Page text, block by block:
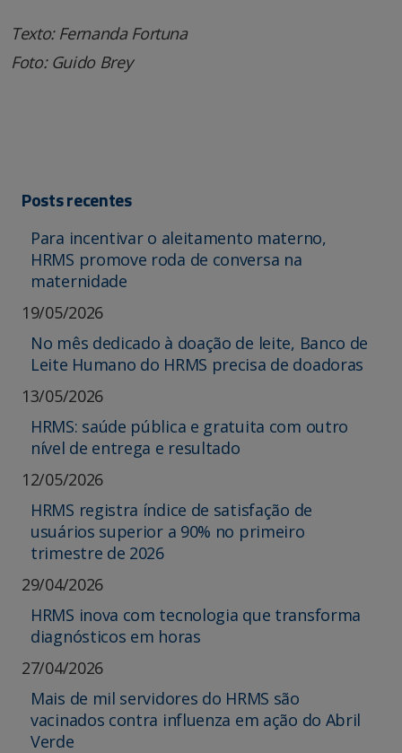
Texto: Fernanda Fortuna
Foto: Guido Brey
Posts recentes
Para incentivar o aleitamento materno,
HRMS promove roda de conversa na
maternidade
19/05/2026
No mês dedicado à doação de leite, Banco de
Leite Humano do HRMS precisa de doadoras
13/05/2026
HRMS: saúde pública e gratuita com outro
nível de entrega e resultado
12/05/2026
HRMS registra índice de satisfação de
usuários superior a 90% no primeiro
trimestre de 2026
29/04/2026
HRMS inova com tecnologia que transforma
diagnósticos em horas
27/04/2026
Mais de mil servidores do HRMS são
vacinados contra influenza em ação do Abril
Verde